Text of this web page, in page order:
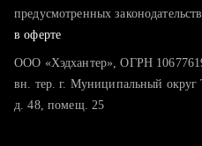
предусмотренных
в оферте
ООО «Хэдхантер», ОГРН
вн. тер. г. Муниципальный округ
д. 48, помещ. 25